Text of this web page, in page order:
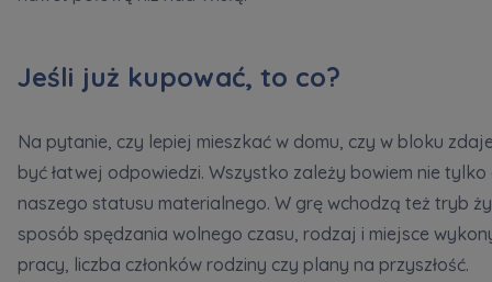
Jeśli już kupować, to co?
Na pytanie, czy lepiej mieszkać w domu, czy w bloku
być łatwej odpowiedzi. Wszystko zależy bowiem nie tylko
naszego statusu materialnego. W grę wchodzą też tryb
sposób spędzania wolnego czasu, rodzaj i miejsce
pracy, liczba członków rodziny czy plany na przyszłość.